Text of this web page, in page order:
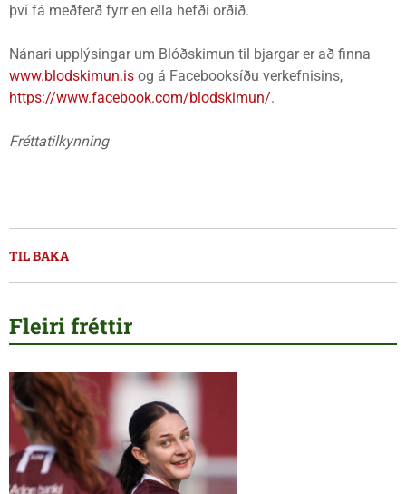
því fá meðferð fyrr en ella hefði orðið.
Nánari upplýsingar um Blóðskimun til bjargar er að finna
www.blodskimun.is og á Facebooksíðu verkefnisins,
https://www.facebook.com/blodskimun/.
Fréttatilkynning
TIL BAKA
Fleiri fréttir